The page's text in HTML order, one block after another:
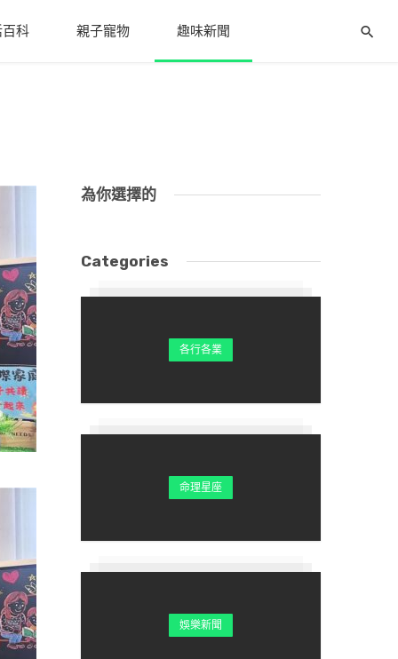
科 親子寵物 趣味新聞
為你選擇的
Categories
各行各業
命理星座
娛樂新聞